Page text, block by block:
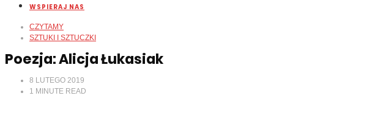
WSPIERAJ NAS
CZYTAMY
SZTUKI I SZTUCZKI
Poezja: Alicja Łukasiak
8 LUTEGO 2019
1 MINUTE READ